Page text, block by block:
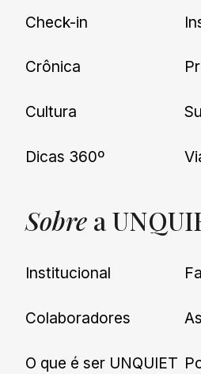
Check-in
Crônica
Cultura
Dicas 360º
Sobre a
Institucional
Colaboradores
O que é ser UNQUIET